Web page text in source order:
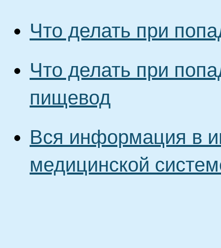
Что делать при
Что делать при
пищевод
Вся информация в
медицинской